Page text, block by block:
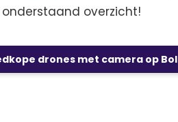
overzicht!
drones met camera op Bol